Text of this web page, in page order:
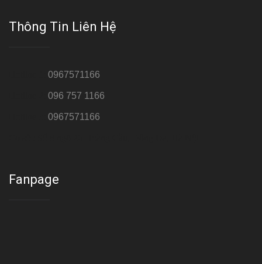
Thông Tin Liên Hệ
0967571166
096 757 1166
0967571166
Fanpage